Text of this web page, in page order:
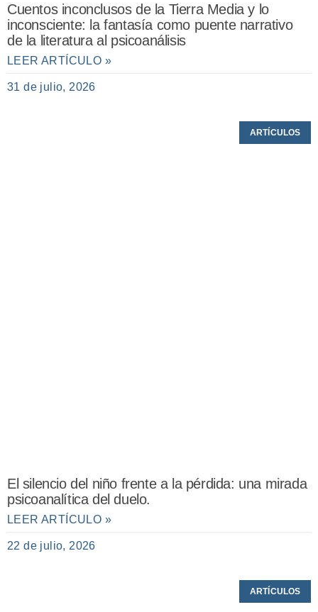
Cuentos inconclusos de la Tierra Media y lo
inconsciente: la fantasía como puente narrativo
de la literatura al psicoanálisis
LEER ARTÍCULO »
31 de julio, 2026
ARTÍCULOS
El silencio del niño frente a la pérdida: una mirada
psicoanalítica del duelo.
LEER ARTÍCULO »
22 de julio, 2026
ARTÍCULOS